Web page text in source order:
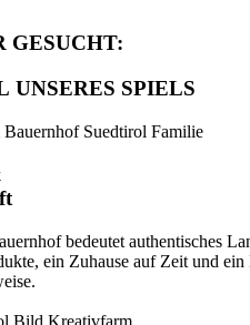
GESUCHT:
UNSERES SPIELS
bedeutet authentisches
ein Zuhause auf Zeit und